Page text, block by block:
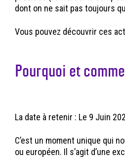
dont on ne sait pas toujours
Vous pouvez découvrir ces
Pourquoi et
La date à retenir : Le 9 Juin
C’est un moment unique qui
ou européen. Il s’agit d’une